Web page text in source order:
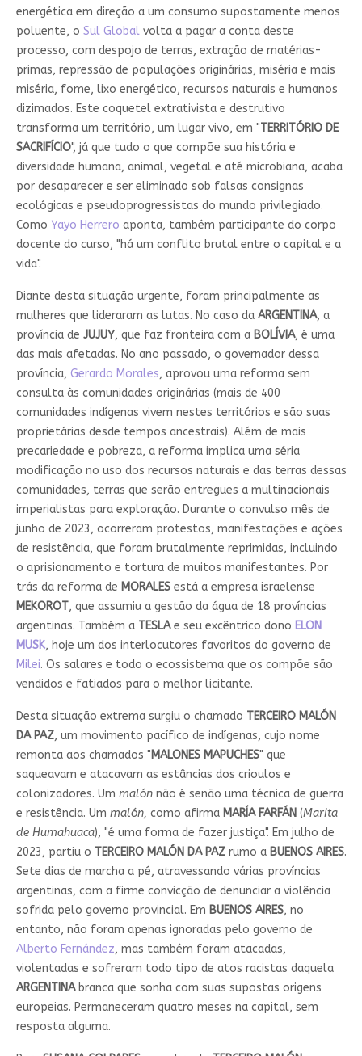
energética em direção a um consumo supostamente menos
poluente, o Sul Global volta a pagar a conta deste
processo, com despojo de terras, extração de matérias-
primas, repressão de populações originárias, miséria e mais
miséria, fome, lixo energético, recursos naturais e humanos
dizimados. Este coquetel extrativista e destrutivo
transforma um território, um lugar vivo, em "TERRITÓRIO DE
SACRIFÍCIO", já que tudo o que compõe sua história e
diversidade humana, animal, vegetal e até microbiana, acaba
por desaparecer e ser eliminado sob falsas consignas
ecológicas e pseudoprogressistas do mundo privilegiado.
Como Yayo Herrero aponta, também participante do corpo
docente do curso, "há um conflito brutal entre o capital e a
vida".
Diante desta situação urgente, foram principalmente as
mulheres que lideraram as lutas. No caso da ARGENTINA, a
província de JUJUY, que faz fronteira com a BOLÍVIA, é uma
das mais afetadas. No ano passado, o governador dessa
província, Gerardo Morales, aprovou uma reforma sem
consulta às comunidades originárias (mais de 400
comunidades indígenas vivem nestes territórios e são suas
proprietárias desde tempos ancestrais). Além de mais
precariedade e pobreza, a reforma implica uma séria
modificação no uso dos recursos naturais e das terras dessas
comunidades, terras que serão entregues a multinacionais
imperialistas para exploração. Durante o convulso mês de
junho de 2023, ocorreram protestos, manifestações e ações
de resistência, que foram brutalmente reprimidas, incluindo
o aprisionamento e tortura de muitos manifestantes. Por
trás da reforma de MORALESestá a empresa israelense
MEKOROT, que assumiu a gestão da água de 18 províncias
argentinas. Também a TESLAe seu excêntrico dono ELON
MUSK, hoje um dos interlocutores favoritos do governo de
Milei. Os salares e todo o ecossistema que os compõe são
vendidos e fatiados para o melhor licitante.
Desta situação extrema surgiu o chamado TERCEIRO MALÓN
DA PAZ, um movimento pacífico de indígenas, cujo nome
remonta aos chamados "MALONES MAPUCHES" que
saqueavam e atacavam as estâncias dos crioulos e
colonizadores. Um malónnão é senão uma técnica de guerra
e resistência. Um malón, como afirma MARÍA FARFÁN (Marita
de Humahuaca), "é uma forma de fazer justiça". Em julho de
2023, partiu o TERCEIRO MALÓN DA PAZrumo a BUENOS AIRES.
Sete dias de marcha a pé, atravessando várias províncias
argentinas, com a firme convicção de denunciar a violência
sofrida pelo governo provincial. Em BUENOS AIRES, no
entanto, não foram apenas ignoradas pelo governo de
Alberto Fernández, mas também foram atacadas,
violentadas e sofreram todo tipo de atos racistas daquela
ARGENTINAbranca que sonha com suas supostas origens
europeias. Permaneceram quatro meses na capital, sem
resposta alguma.